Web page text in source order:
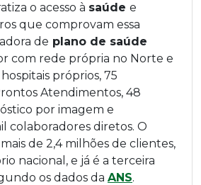
o acesso à saúde e
que comprovam essa
de plano de saúde
com rede própria no Norte e
próprios, 75
Atendimentos, 48
por imagem e
colaboradores diretos. O
de 2,4 milhões de clientes,
nacional, e já é a terceira
os dados da ANS.